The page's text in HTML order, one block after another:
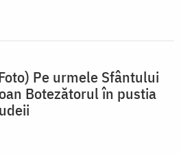
Pe urmele Sfântului
Botezătorul în pustia